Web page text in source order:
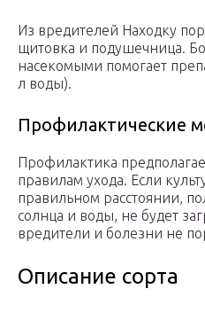
Из вредителей Находку
щитовка и подушечница.
насекомыми помогает
л воды).
Профилактические
Профилактика
правилам ухода. Если
правильном расстоянии,
солнца и воды, не будет
вредители и болезни не
Описание сорта